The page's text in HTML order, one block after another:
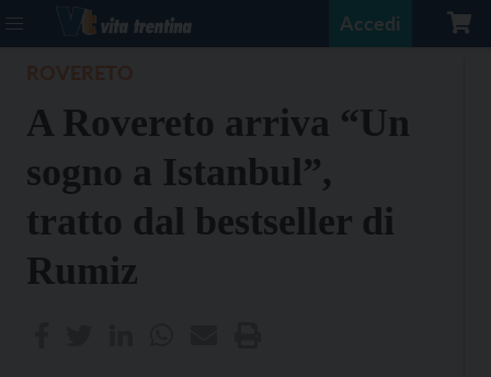
Accedi
A Rovereto arriva “Un
sogno a Istanbul”,
tratto dal bestseller di
Rumiz